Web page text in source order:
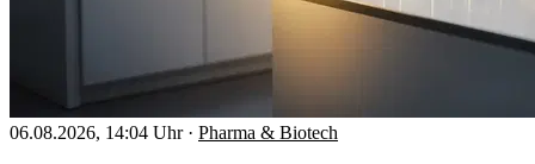
06.08.2026, 14:04 Uhr · Pharma & Biotech